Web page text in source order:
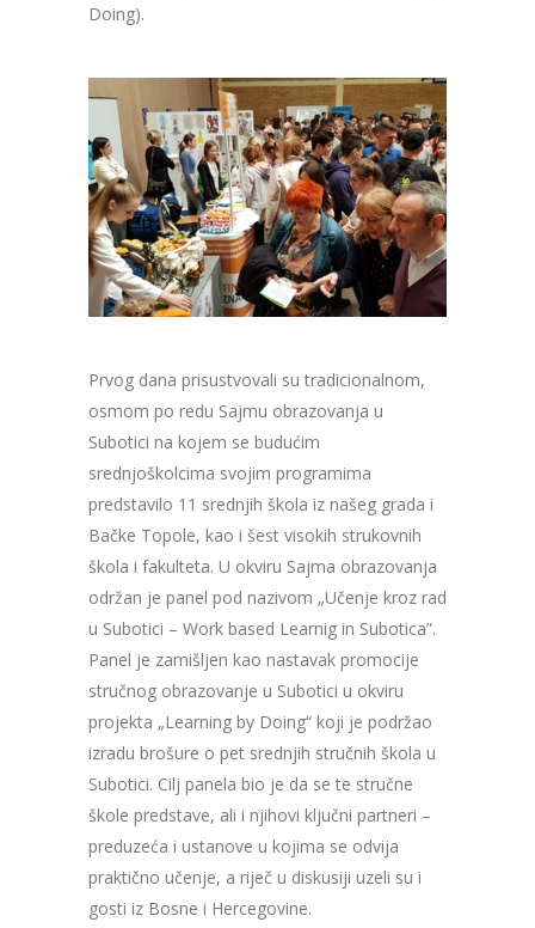
Doing).
Prvog dana prisustvovali su tradicionalnom,
osmom po redu Sajmu obrazovanja u
Subotici na kojem se budućim
srednjoškolcima svojim programima
predstavilo 11 srednjih škola iz našeg grada i
Bačke Topole, kao i šest visokih strukovnih
škola i fakulteta. U okviru Sajma obrazovanja
održan je panel pod nazivom „Učenje kroz rad
u Subotici – Work based Learnig in Subotica”.
Panel je zamišljen kao nastavak promocije
stručnog obrazovanje u Subotici u okviru
projekta „Learning by Doing“ koji je podržao
izradu brošure o pet srednjih stručnih škola u
Subotici. Cilj panela bio je da se te stručne
škole predstave, ali i njihovi ključni partneri –
preduzeća i ustanove u kojima se odvija
praktično učenje, a riječ u diskusiji uzeli su i
gosti iz Bosne i Hercegovine.